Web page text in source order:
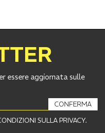
essere aggiornata sulle
SULLA PRIVACY.
CONFERMA